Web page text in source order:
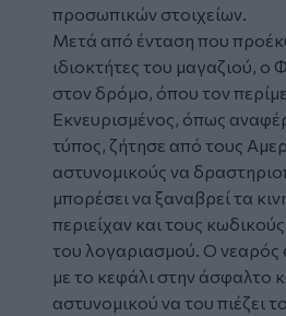
προσωπικών στοιχείων.
Μετά από ένταση που
ιδιοκτήτες του μαγαζιού, ο
στον δρόμο, όπου τον
Εκνευρισμένος, όπως
τύπος, ζήτησε από τους
αστυνομικούς να
μπορέσει να ξαναβρεί τα
περιείχαν και τους
του λογαριασμού. Ο νεαρός
με το κεφάλι στην άσφαλτο
αστυνομικού να του πιέζει